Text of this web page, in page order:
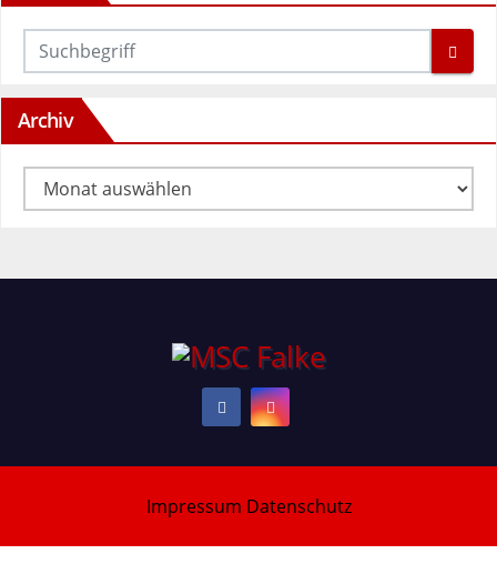
Archiv
Archiv
Impressum Datenschutz